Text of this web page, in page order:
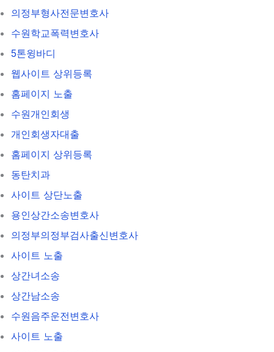
의정부형사전문변호사
수원학교폭력변호사
5톤윙바디
웹사이트 상위등록
홈페이지 노출
수원개인회생
개인회생자대출
홈페이지 상위등록
동탄치과
사이트 상단노출
용인상간소송변호사
의정부의정부검사출신변호사
사이트 노출
상간녀소송
상간남소송
수원음주운전변호사
사이트 노출